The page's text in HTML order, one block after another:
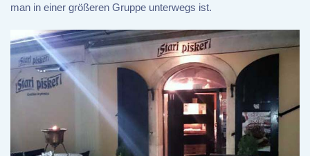
man in einer größeren Gruppe unterwegs ist.